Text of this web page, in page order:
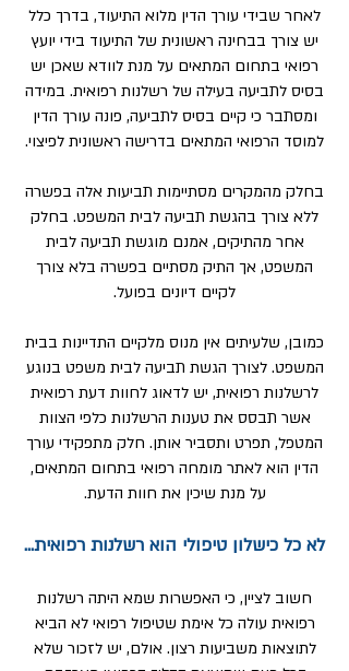
לאחר שבידי עורך הדין מלוא התיעוד, בדרך כלל
יש צורך בבחינה ראשונית של התיעוד בידי יועץ
רפואי בתחום המתאים על מנת לוודא שאכן יש
בסיס לתביעה בעילה של רשלנות רפואית. במידה
ומסתבר כי קיים בסיס לתביעה, פונה עורך הדין
למוסד הרפואי המתאים בדרישה ראשונית לפיצוי.
בחלק מהמקרים מסתיימות תביעות אלה בפשרה
ללא צורך בהגשת תביעה לבית המשפט. בחלק
אחר מהתיקים, אמנם מוגשת תביעה לבית
המשפט, אך התיק מסתיים בפשרה בלא צורך
לקיים דיונים בפועל.
כמובן, שלעיתים אין מנוס מלקיים התדיינות בבית
המשפט. לצורך הגשת תביעה לבית משפט בנוגע
לרשלנות רפואית, יש לדאוג לחוות דעת רפואית
אשר תבסס את טענות הרשלנות כלפי הצוות
המטפל, תפרט ותסביר אותן. חלק מתפקידי עורך
הדין הוא לאתר מומחה רפואי בתחום המתאים,
על מנת שיכין את חוות הדעת.
לא כל כישלון טיפולי הוא רשלנות רפואית...
חשוב לציין, כי האפשרות שמא היתה רשלנות
רפואית עולה כל אימת שטיפול רפואי לא הביא
לתוצאות משביעות רצון. אולם, יש לזכור שלא